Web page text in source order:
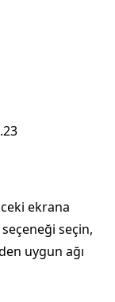
ekrana
seçin,
uygun ağı